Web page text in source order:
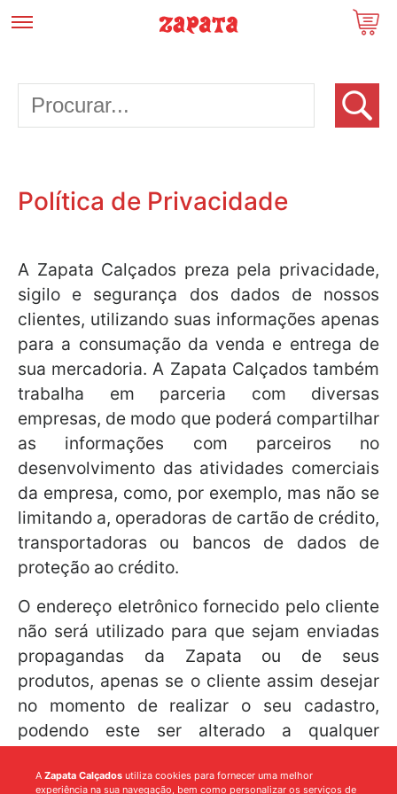
Política de Privacidade
A Zapata Calçados preza pela privacidade,
sigilo e segurança dos dados de nossos
clientes, utilizando suas informações apenas
para a consumação da venda e entrega de
sua mercadoria. A Zapata Calçados também
trabalha em parceria com diversas
empresas, de modo que poderá compartilhar
as informações com parceiros no
desenvolvimento das atividades comerciais
da empresa, como, por exemplo, mas não se
limitando a, operadoras de cartão de crédito,
transportadoras ou bancos de dados de
proteção ao crédito.
O endereço eletrônico fornecido pelo cliente
não será utilizado para que sejam enviadas
propagandas da Zapata ou de seus
produtos, apenas se o cliente assim desejar
no momento de realizar o seu cadastro,
podendo este ser alterado a qualquer
A Zapata Calçados utiliza cookies para fornecer uma melhor
experiência na sua navegação, bem como personalizar os serviços de